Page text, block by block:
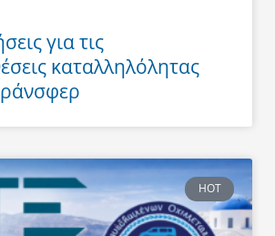
για τις
καταλληλόλητας
HOT